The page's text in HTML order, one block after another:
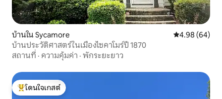
บ้านใน Sycamore คะแนนเฉลี่ย
4.98 (64)
บ้านประวัติศาสตร์ในเมืองไซคาโมร์ปี 1870
สถานที่ · ความคุ้มค่า · พักระยะยาว
โดนใจเกสต์ที่สุด
โดนใจเกสต์